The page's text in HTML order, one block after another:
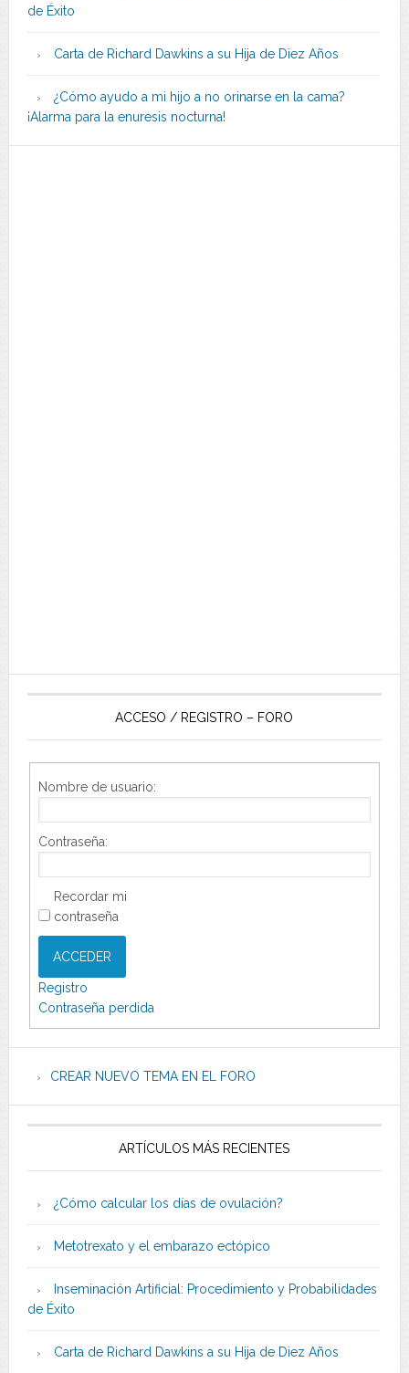
de Éxito
Carta de Richard Dawkins a su Hija de Diez Años
¿Cómo ayudo a mi hijo a no orinarse en la cama?
¡Alarma para la enuresis nocturna!
ACCESO / REGISTRO – FORO
Nombre de usuario:
Contraseña:
Recordar mi
contraseña
ACCEDER
Registro
Contraseña perdida
CREAR NUEVO TEMA EN EL FORO
ARTÍCULOS MÁS RECIENTES
¿Cómo calcular los días de ovulación?
Metotrexato y el embarazo ectópico
Inseminación Artificial: Procedimiento y Probabilidades
de Éxito
Carta de Richard Dawkins a su Hija de Diez Años